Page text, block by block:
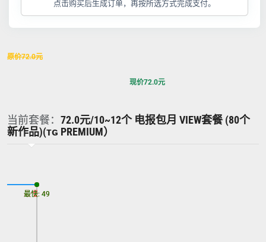
点击购买后生成订单，再按所选方式完成支付。
原价72.0元
现价72.0元
当前套餐： 72.0元/10~12个 电报包月 VIEW套餐 (80个
新作品)(ᴛɢ PREMIUM）
最慢: 49
最快: 49